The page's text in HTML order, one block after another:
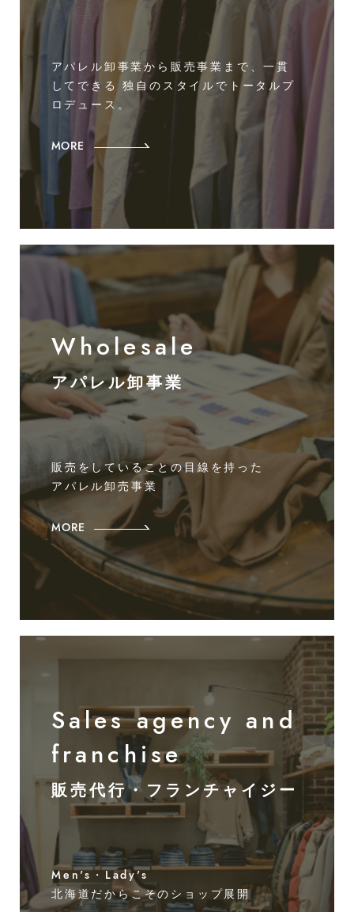
アパレル卸事業から販売事業まで、一貫
してできる独自のスタイルでトータルプ
ロデュース。
MORE
Wholesale
アパレル卸事業
販売をしていることの目線を持った
アパレル卸売事業
MORE
Sales agency and
franchise
販売代行・フランチャイジー
Men's・Lady's
北海道だからこそのショップ展開